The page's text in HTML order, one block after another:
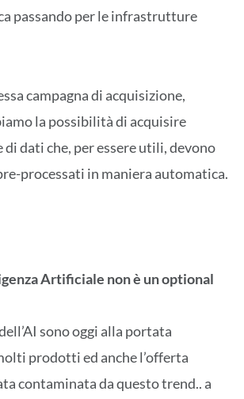
passando per le infrastrutture
campagna di acquisizione,
la possibilità di acquisire
di dati che, per essere utili, devono
processati in maniera automatica.
Artificiale non è un optional
sono oggi alla portata
prodotti ed anche l’offerta
contaminata da questo trend.. a